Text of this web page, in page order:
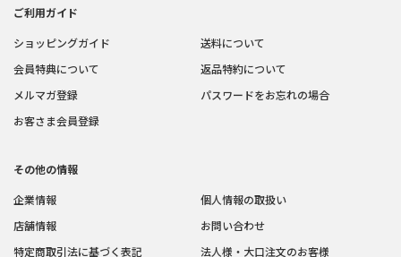
ご利用ガイド
ショッピングガイド
会員特典について
メルマガ登録
お客さま会員登録
送料について
返品特約について
パスワードをお忘れの場合
その他の情報
企業情報
店舗情報
特定商取引法に基づく表記
個人情報の取扱い
お問い合わせ
法人様・大口注文のお客様